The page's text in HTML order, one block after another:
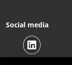
Social media